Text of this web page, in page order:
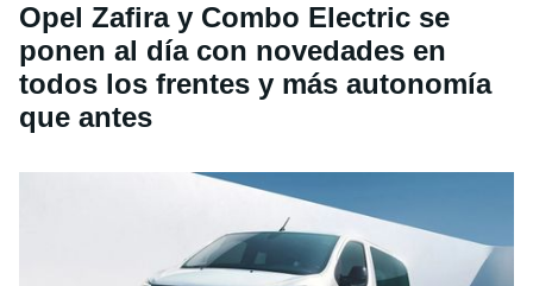
Opel Zafira y Combo Electric se
ponen al día con novedades en
todos los frentes y más autonomía
que antes